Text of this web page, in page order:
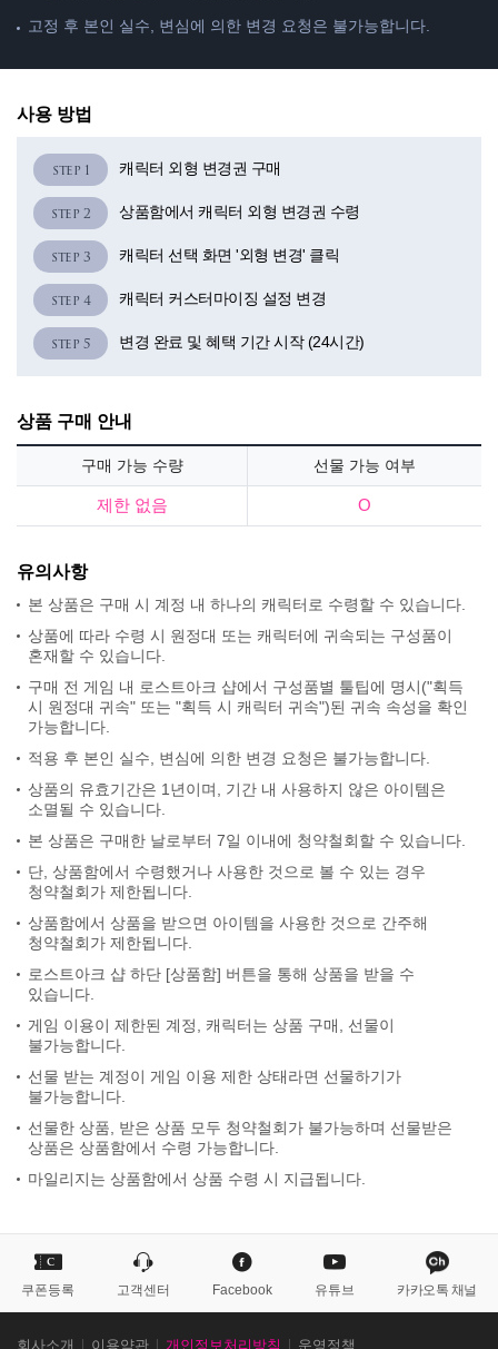
고정 후 본인 실수, 변심에 의한 변경 요청은 불가능합니다.
사용 방법
캐릭터 외형 변경권 구매
상품함에서 캐릭터 외형 변경권 수령
캐릭터 선택 화면 '외형 변경' 클릭
캐릭터 커스터마이징 설정 변경
변경 완료 및 혜택 기간 시작 (24시간)
상품 구매 안내
구매 가능 수량 선물 가능 여부
제한 없음 O
유의사항
본 상품은 구매 시 계정 내 하나의 캐릭터로 수령할 수 있습니다.
상품에 따라 수령 시 원정대 또는 캐릭터에 귀속되는 구성품이
혼재할 수 있습니다.
구매 전 게임 내 로스트아크 샵에서 구성품별 툴팁에 명시("획득
시 원정대 귀속" 또는 "획득 시 캐릭터 귀속")된 귀속 속성을 확인
가능합니다.
적용 후 본인 실수, 변심에 의한 변경 요청은 불가능합니다.
상품의 유효기간은 1년이며, 기간 내 사용하지 않은 아이템은
소멸될 수 있습니다.
본 상품은 구매한 날로부터 7일 이내에 청약철회할 수 있습니다.
단, 상품함에서 수령했거나 사용한 것으로 볼 수 있는 경우
청약철회가 제한됩니다.
상품함에서 상품을 받으면 아이템을 사용한 것으로 간주해
청약철회가 제한됩니다.
로스트아크 샵 하단 [상품함] 버튼을 통해 상품을 받을 수
있습니다.
게임 이용이 제한된 계정, 캐릭터는 상품 구매, 선물이
불가능합니다.
선물 받는 계정이 게임 이용 제한 상태라면 선물하기가
불가능합니다.
선물한 상품, 받은 상품 모두 청약철회가 불가능하며 선물받은
상품은 상품함에서 수령 가능합니다.
마일리지는 상품함에서 상품 수령 시 지급됩니다.
쿠폰등록 고객센터 Facebook 유튜브 카카오톡 채널
회사소개 이용약관 개인정보처리방침 운영정책